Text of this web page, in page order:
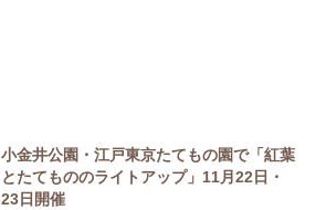
小金井公園・江戸東京たてもの園で「紅葉
とたてもののライトアップ」11月22日・
23日開催